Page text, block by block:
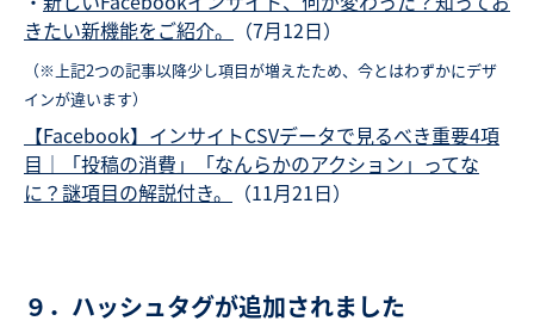
きたい新機能をご紹介。
（7月12日）
（※上記2つの記事以降少し項目が増えたため、今とはわずかにデザ
インが違います）
【Facebook】インサイトCSVデータで見るべき重要4項
目｜「投稿の消費」「なんらかのアクション」ってな
に？謎項目の解説付き。
（11月21日）
９．ハッシュタグが追加されました